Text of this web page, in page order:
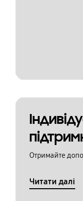
Отримайте
Читати далі